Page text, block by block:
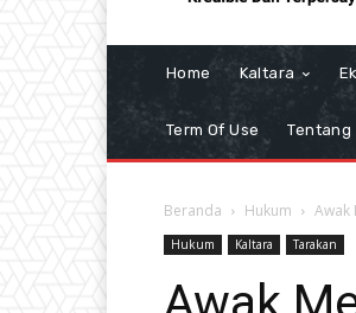
Home Kaltara
Term Of Use Tentang
Beranda Hukum Awak
Hukum Kaltara Tarakan